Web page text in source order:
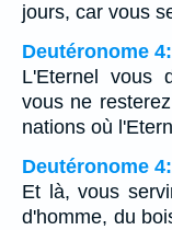
jours, car vous
Deutéronome
L'Eternel vous
vous ne
nations où
Deutéronome
Et là, vous
d'homme, du